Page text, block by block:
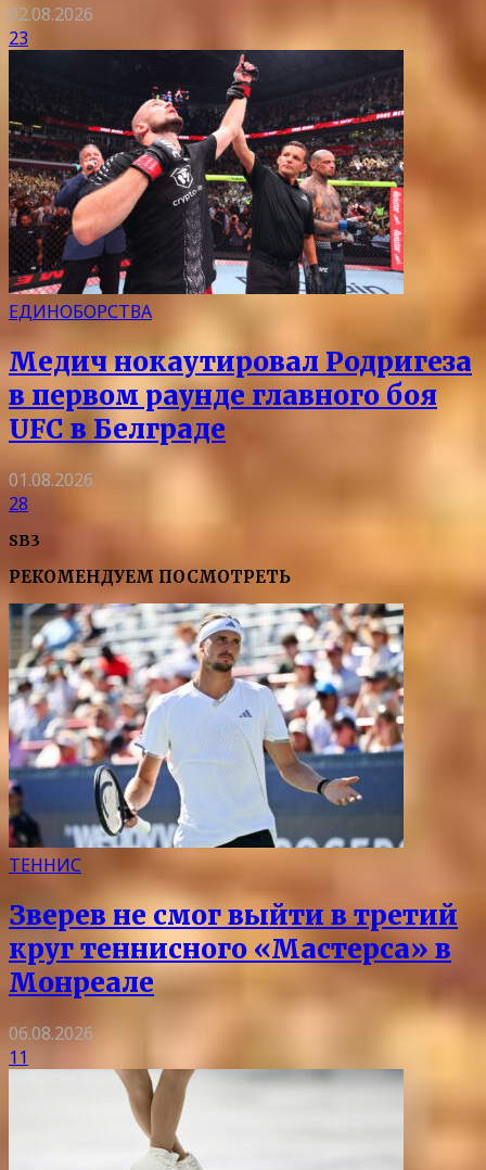
02.08.2026
23
ЕДИНОБОРСТВА
Медич нокаутировал Родригеза
в первом раунде главного боя
UFC в Белграде
01.08.2026
28
SB3
РЕКОМЕНДУЕМ ПОСМОТРЕТЬ
ТЕННИС
Зверев не смог выйти в третий
круг теннисного «Мастерса» в
Монреале
06.08.2026
11